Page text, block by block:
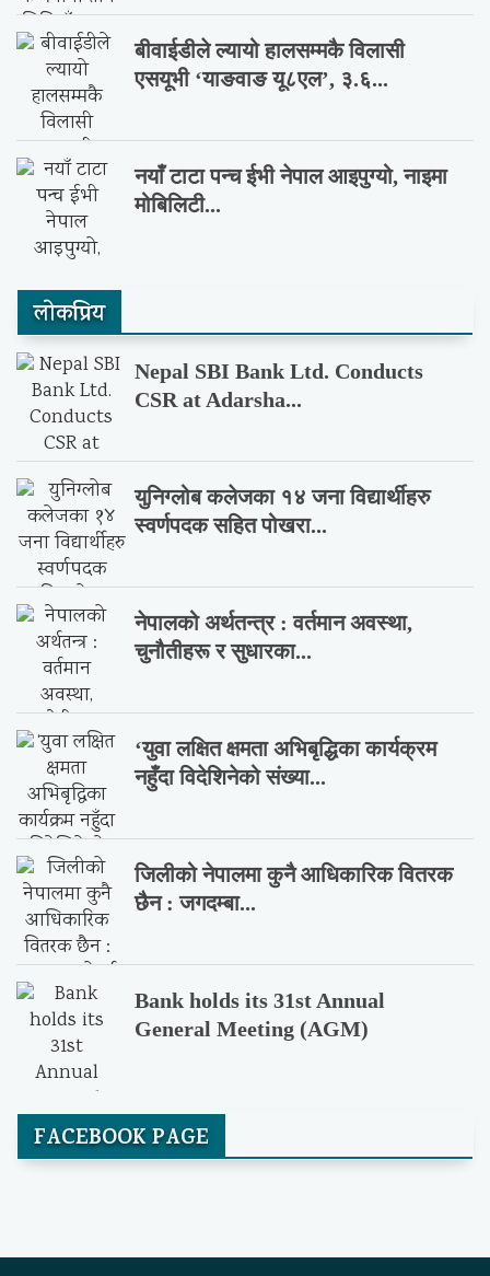
बीवाईडीले ल्यायो हालसम्मकै विलासी
एसयूभी ‘याङवाङ यू८एल’, ३.६...
नयाँ टाटा पन्च ईभी नेपाल आइपुग्यो, नाइमा
मोबिलिटी...
लाेकप्रिय
Nepal SBI Bank Ltd. Conducts
CSR at Adarsha...
युनिग्लोब कलेजका १४ जना विद्यार्थीहरु
स्वर्णपदक सहित पोखरा...
नेपालको अर्थतन्त्र : वर्तमान अवस्था,
चुनौतीहरू र सुधारका...
‘युवा लक्षित क्षमता अभिबृद्धिका कार्यक्रम
नहुँदा विदेशिनेको संख्या...
जिलीको नेपालमा कुनै आधिकारिक वितरक
छैन : जगदम्बा...
Bank holds its 31st Annual
General Meeting (AGM)
FACEBOOK PAGE